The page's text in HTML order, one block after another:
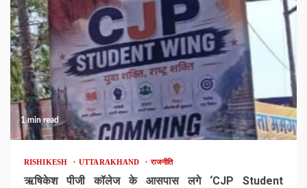
1 min read
RISHIKESH UTTARAKHAND राजनीति
ऋषिकेश पीजी कॉलेज के आसपास लगे ‘CJP Student